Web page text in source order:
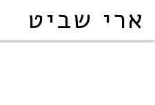
ארי שביט